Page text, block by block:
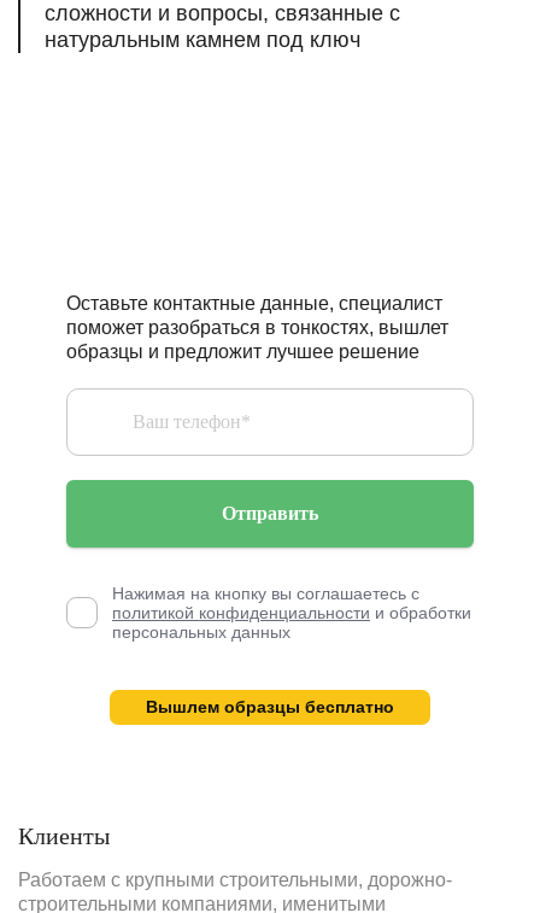
сложности и вопросы, связанные с
натуральным камнем под ключ
Вышлем образцы бесплатно
Оставьте контактные данные, специалист
поможет разобраться в тонкостях, вышлет
образцы и предложит лучшее решение
Отправить
Нажимая на кнопку вы соглашаетесь с
политикой конфиденциальности и обработки
персональных данных
Клиенты
Работаем с крупными строительными, дорожно-
строительными компаниями, именитыми